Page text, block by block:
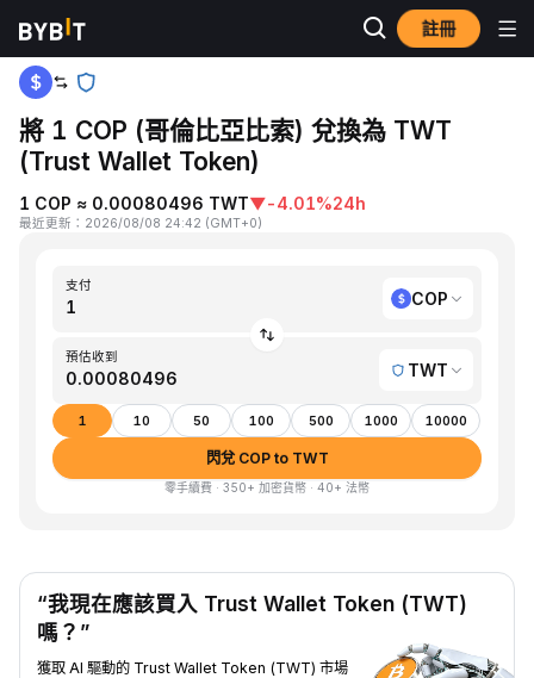
註冊
首頁 COP to TWT
將 1 COP (哥倫比亞比索) 兌換為 TWT
(Trust Wallet Token)
1 COP ≈ 0.00080496 TWT▼-4.01%24h
最近更新 ： 2026/08/08 24:42 (GMT+0)
支付
COP
預估收到
TWT
1 10 50 100 500 1000 10000
閃兌 COP to TWT
零手續費 · 350+ 加密貨幣 · 40+ 法幣
“我現在應該買入 Trust Wallet Token (TWT)
嗎？”
獲取 AI 驅動的 Trust Wallet Token (TWT) 市場